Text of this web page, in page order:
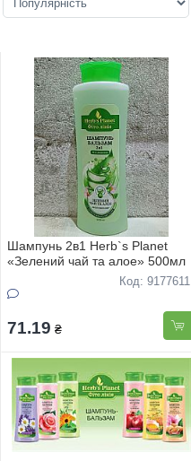
Шампунь 2в1 Herb`s Planet
«Зелений чай та алое» 500мл
Код: 9177611
71.19 ₴